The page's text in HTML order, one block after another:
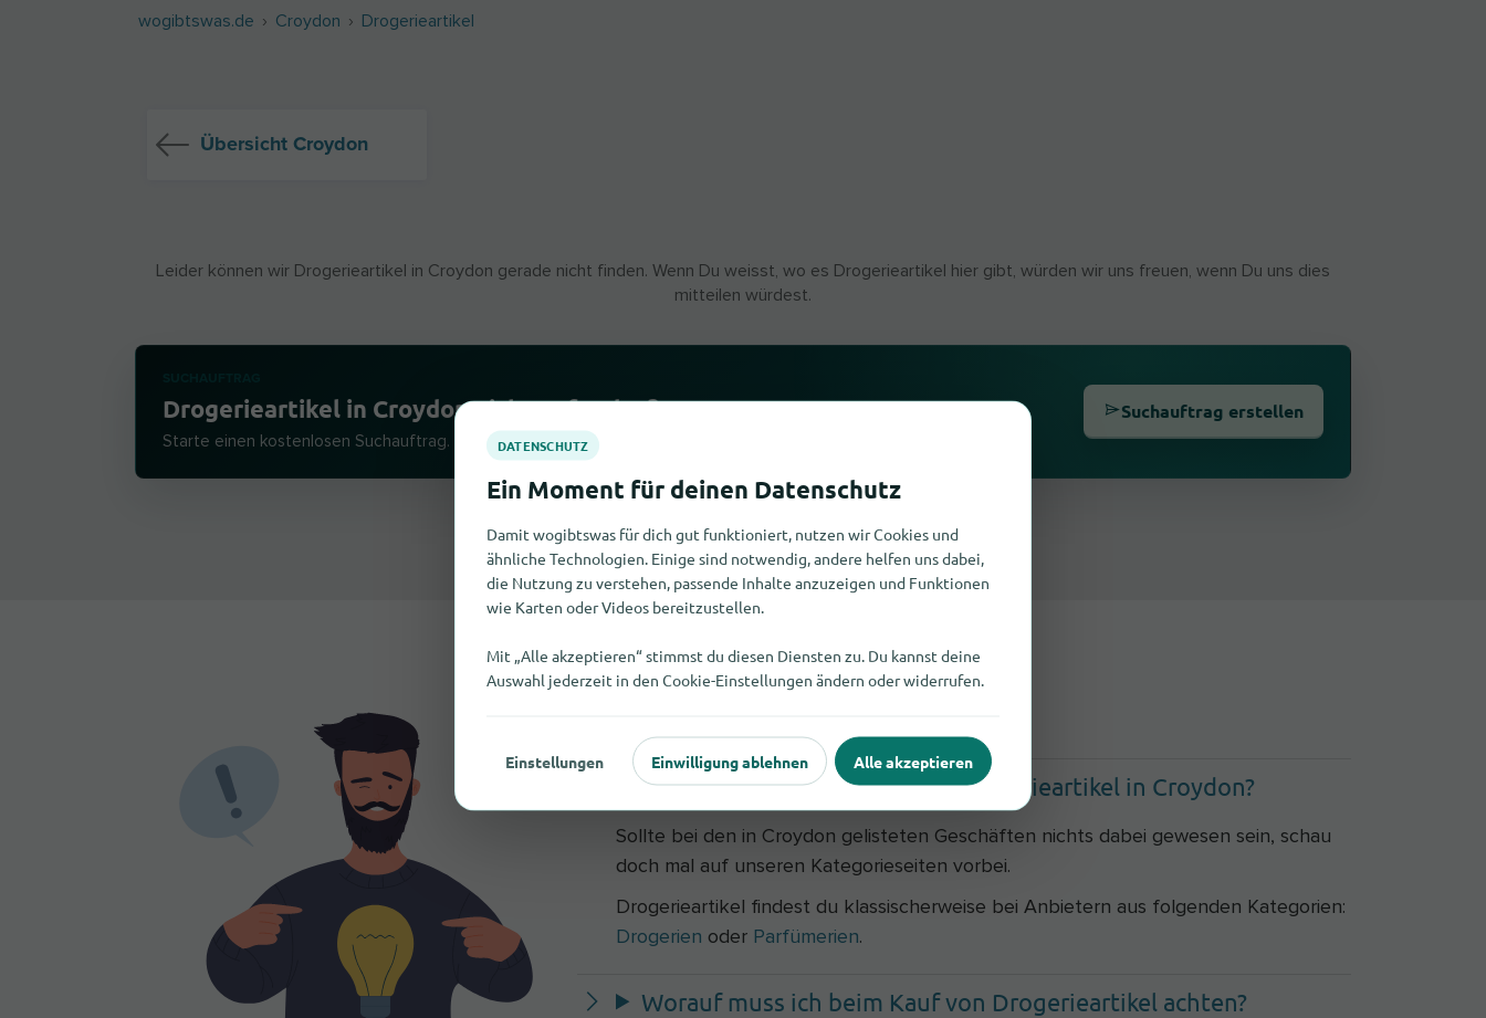
wogibtswas.de Croydon Drogerieartikel
Übersicht Croydon
Leider können wir Drogerieartikel in Croydon gerade nicht finden. Wenn Du weisst, wo es Drogerieartikel hier gibt, würden wir uns freuen, wenn Du uns dies
mitteilen würdest.
Drogerieartikel in Croydon nicht gefunden?
Starte einen kostenlosen Suchauftrag. Wir fragen passende Händler an und melden Antworten per E-Mail.
Suchauftrag erstellen
Wo finde ich darüber hinaus Drogerieartikel in Croydon?
Sollte bei den in Croydon gelisteten Geschäften nichts dabei gewesen sein, schau
doch mal auf unseren Kategorieseiten vorbei.
Drogerieartikel findest du klassischerweise bei Anbietern aus folgenden Kategorien:
Drogerien oder Parfümerien.
Worauf muss ich beim Kauf von Drogerieartikel achten?
Damit wogibtswas für dich gut funktioniert, nutzen wir Cookies und
ähnliche Technologien. Einige sind notwendig, andere helfen uns dabei,
die Nutzung zu verstehen, passende Inhalte anzuzeigen und Funktionen
wie Karten oder Videos bereitzustellen.
Mit „Alle akzeptieren“ stimmst du diesen Diensten zu. Du kannst deine
Auswahl jederzeit in den Cookie-Einstellungen ändern oder widerrufen.
Einstellungen Einwilligung ablehnen Alle akzeptieren